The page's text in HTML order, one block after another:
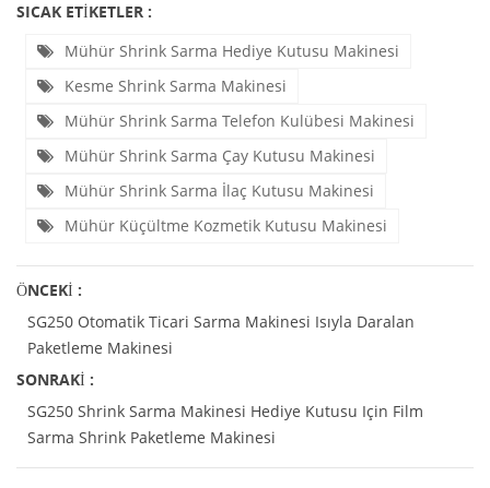
SICAK ETIKETLER :
Mühür Shrink Sarma Hediye Kutusu Makinesi
Kesme Shrink Sarma Makinesi
Mühür Shrink Sarma Telefon Kulübesi Makinesi
Mühür Shrink Sarma Çay Kutusu Makinesi
Mühür Shrink Sarma İlaç Kutusu Makinesi
Mühür Küçültme Kozmetik Kutusu Makinesi
ÖNCEKI :
SG250 Otomatik Ticari Sarma Makinesi Isıyla Daralan
Paketleme Makinesi
SONRAKI :
SG250 Shrink Sarma Makinesi Hediye Kutusu Için Film
Sarma Shrink Paketleme Makinesi